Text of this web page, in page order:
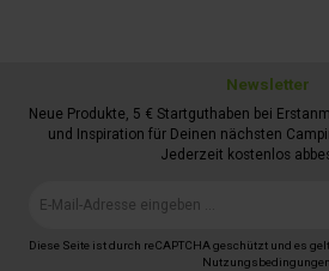
Newsletter
Neue Produkte, 5 € Startguthaben bei
und Inspiration für Deinen nächsten
Jederzeit kostenlos
Diese Seite ist durch reCAPTCHA geschützt und es
Nutzungsbedingungen